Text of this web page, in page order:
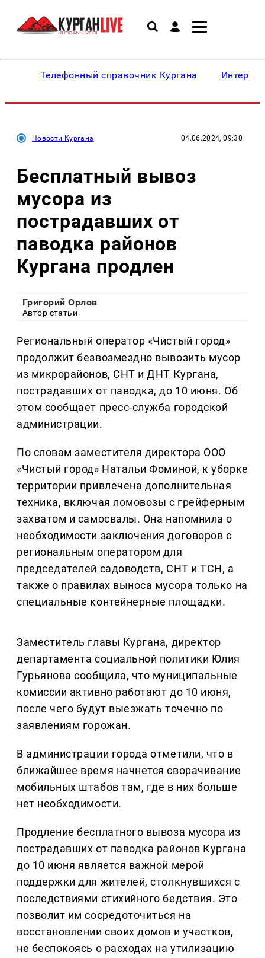
Телефонный справочник Кургана
Новости Кургана 04.06.2024, 09:30
Бесплатный вывоз
мусора из
пострадавших от
паводка районов
Кургана продлен
Григорий Орлов
Автор статьи
Региональный оператор «Чистый город»
продолжит безвозмездно вывозить мусор
из микрорайонов, СНТ и ДНТ Кургана,
пострадавших от паводка, до 10 июня. Об
этом сообщает пресс-служба городской
администрации.
По словам заместителя директора ООО
«Чистый город» Натальи Фоминой, к уборке
территории привлечена дополнительная
техника, включая ломовозы с грейферным
захватом и самосвалы. Она напомнила о
необходимости заключения договоров с
региональным оператором для
председателей садоводств, СНТ и ТСН, а
также о правилах выноса мусора только на
специальные контейнерные площадки.
Заместитель главы Кургана, директор
департамента социальной политики Юлия
Гурьянова сообщила, что муниципальные
комиссии активно работают до 10 июня,
после чего будут выезжать точечно по
заявлениям горожан.
В администрации города отметили, что в
ближайшее время начнется сворачивание
мобильных штабов там, где в них больше
нет необходимости.
Продление бесплатного вывоза мусора из
пострадавших от паводка районов Кургана
до 10 июня является важной мерой
поддержки для жителей, столкнувшихся с
последствиями стихийного бедствия. Это
позволит им сосредоточиться на
восстановлении своих домов и участков,
не беспокоясь о расходах на утилизацию